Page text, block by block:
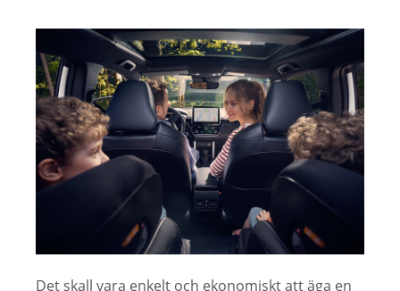
Det skall vara enkelt och ekonomiskt att äga en